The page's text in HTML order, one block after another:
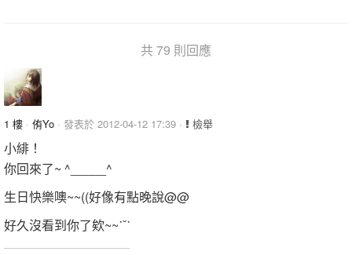
共 79 則回應
1 樓 · 侑Yo · 發表於 2012-04-12 17:39 · 檢舉
小緋！
你回來了~ ^_____^
生日快樂噢~~((好像有點晚說@@
好久沒看到你了欸~~˙ˇ˙